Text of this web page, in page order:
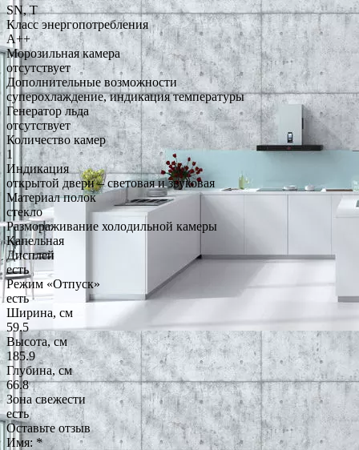
SN, T
Класс энергопотребления
A++
Морозильная камера
отсутствует
Дополнительные возможности
суперохлаждение, индикация температуры
Генератор льда
отсутствует
Количество камер
1
Индикация
открытой двери – световая и звуковая
Материал полок
стекло
Размораживание холодильной камеры
Капельная
Дисплей
есть
Режим «Отпуск»
есть
Ширина, см
59.5
Высота, см
185.9
Глубина, см
66.8
Зона свежести
есть
Оставьте отзыв
Имя: *